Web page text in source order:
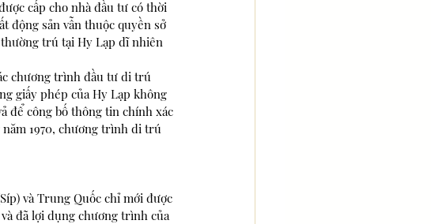
cấp cho nhà đầu tư có thời
động sản vẫn thuộc quyền sở
trú tại Hy Lạp dĩ nhiên
chương trình đầu tư di trú
giấy phép của Hy Lạp không
để công bố thông tin chính xác
1970, chương trình di trú
và Trung Quốc chỉ mới được
đã lợi dụng chương trình của